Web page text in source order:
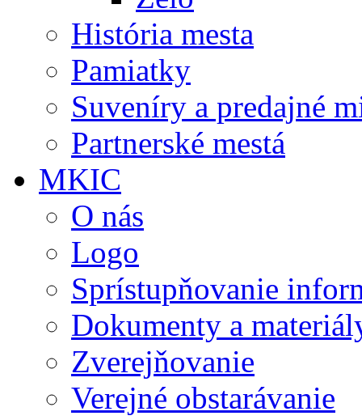
História mesta
Pamiatky
Suveníry a predajné
Partnerské mestá
MKIC
O nás
Logo
Sprístupňovanie
Dokumenty a
Zverejňovanie
Verejné obstarávanie